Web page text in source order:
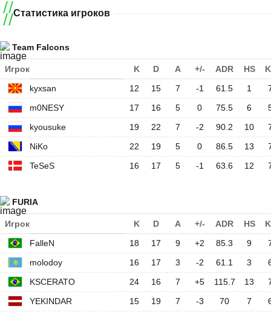
Статистика игроков
Team Falcons
Игрок K D A +/- ADR HS
kyxsan
12 15 7 -1 61.5 1
m0NESY
17 16 5 0 75.5 6
kyousuke
19 22 7 -2 90.2 10
NiKo
22 19 5 0 86.5 13
TeSeS
16 17 5 -1 63.6 12
FURIA
Игрок K D A +/- ADR HS
FalleN
18 17 9 +2 85.3 9
molodoy
16 17 3 -2 61.1 3
KSCERATO
24 16 7 +5 115.7 13
YEKINDAR
15 19 7 -3 70 7